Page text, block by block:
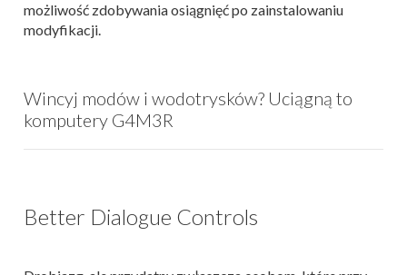
możliwość zdobywania osiągnięć po zainstalowaniu
modyfikacji.
Wincyj modów i wodotrysków? Uciągną to
komputery G4M3R
Better Dialogue Controls